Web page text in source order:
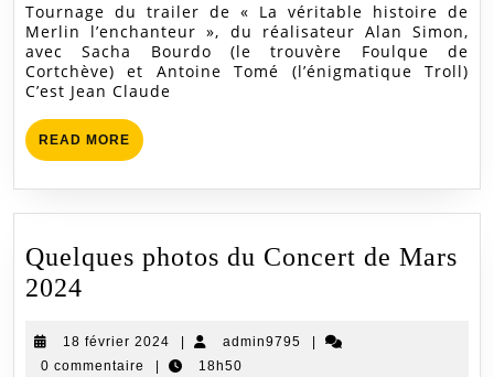
Tournage du trailer de « La véritable histoire de
Merlin l’enchanteur », du réalisateur Alan Simon,
avec Sacha Bourdo (le trouvère Foulque de
Cortchève) et Antoine Tomé (l’énigmatique Troll)
C’est Jean Claude
READ MORE READ
MORE
Quelques photos du Concert de Mars
2024
du
18 février 2024
18
février
admin9795 admin9795
0 commentaire
18h50